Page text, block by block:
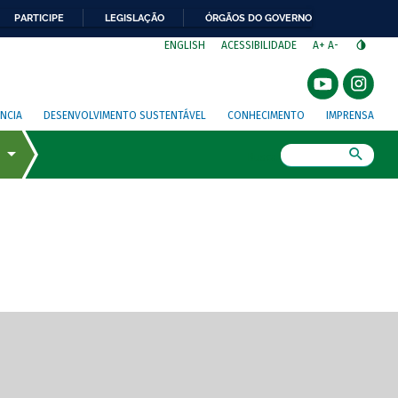
PARTICIPE LEGISLAÇÃO ÓRGÃOS DO GOVERNO
ENGLISH ACESSIBILIDADE A+ A-
DESENVOLVIMENTO SUSTENTÁVEL CONHECIMENTO IMPRENSA
de tela